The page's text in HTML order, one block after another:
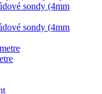
sondy (4mm
sondy (4mm